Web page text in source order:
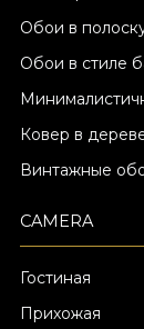
Обои в
Обои в стиле
Ковер в
Винтажные
CAMERA
Гостиная
Прихожая